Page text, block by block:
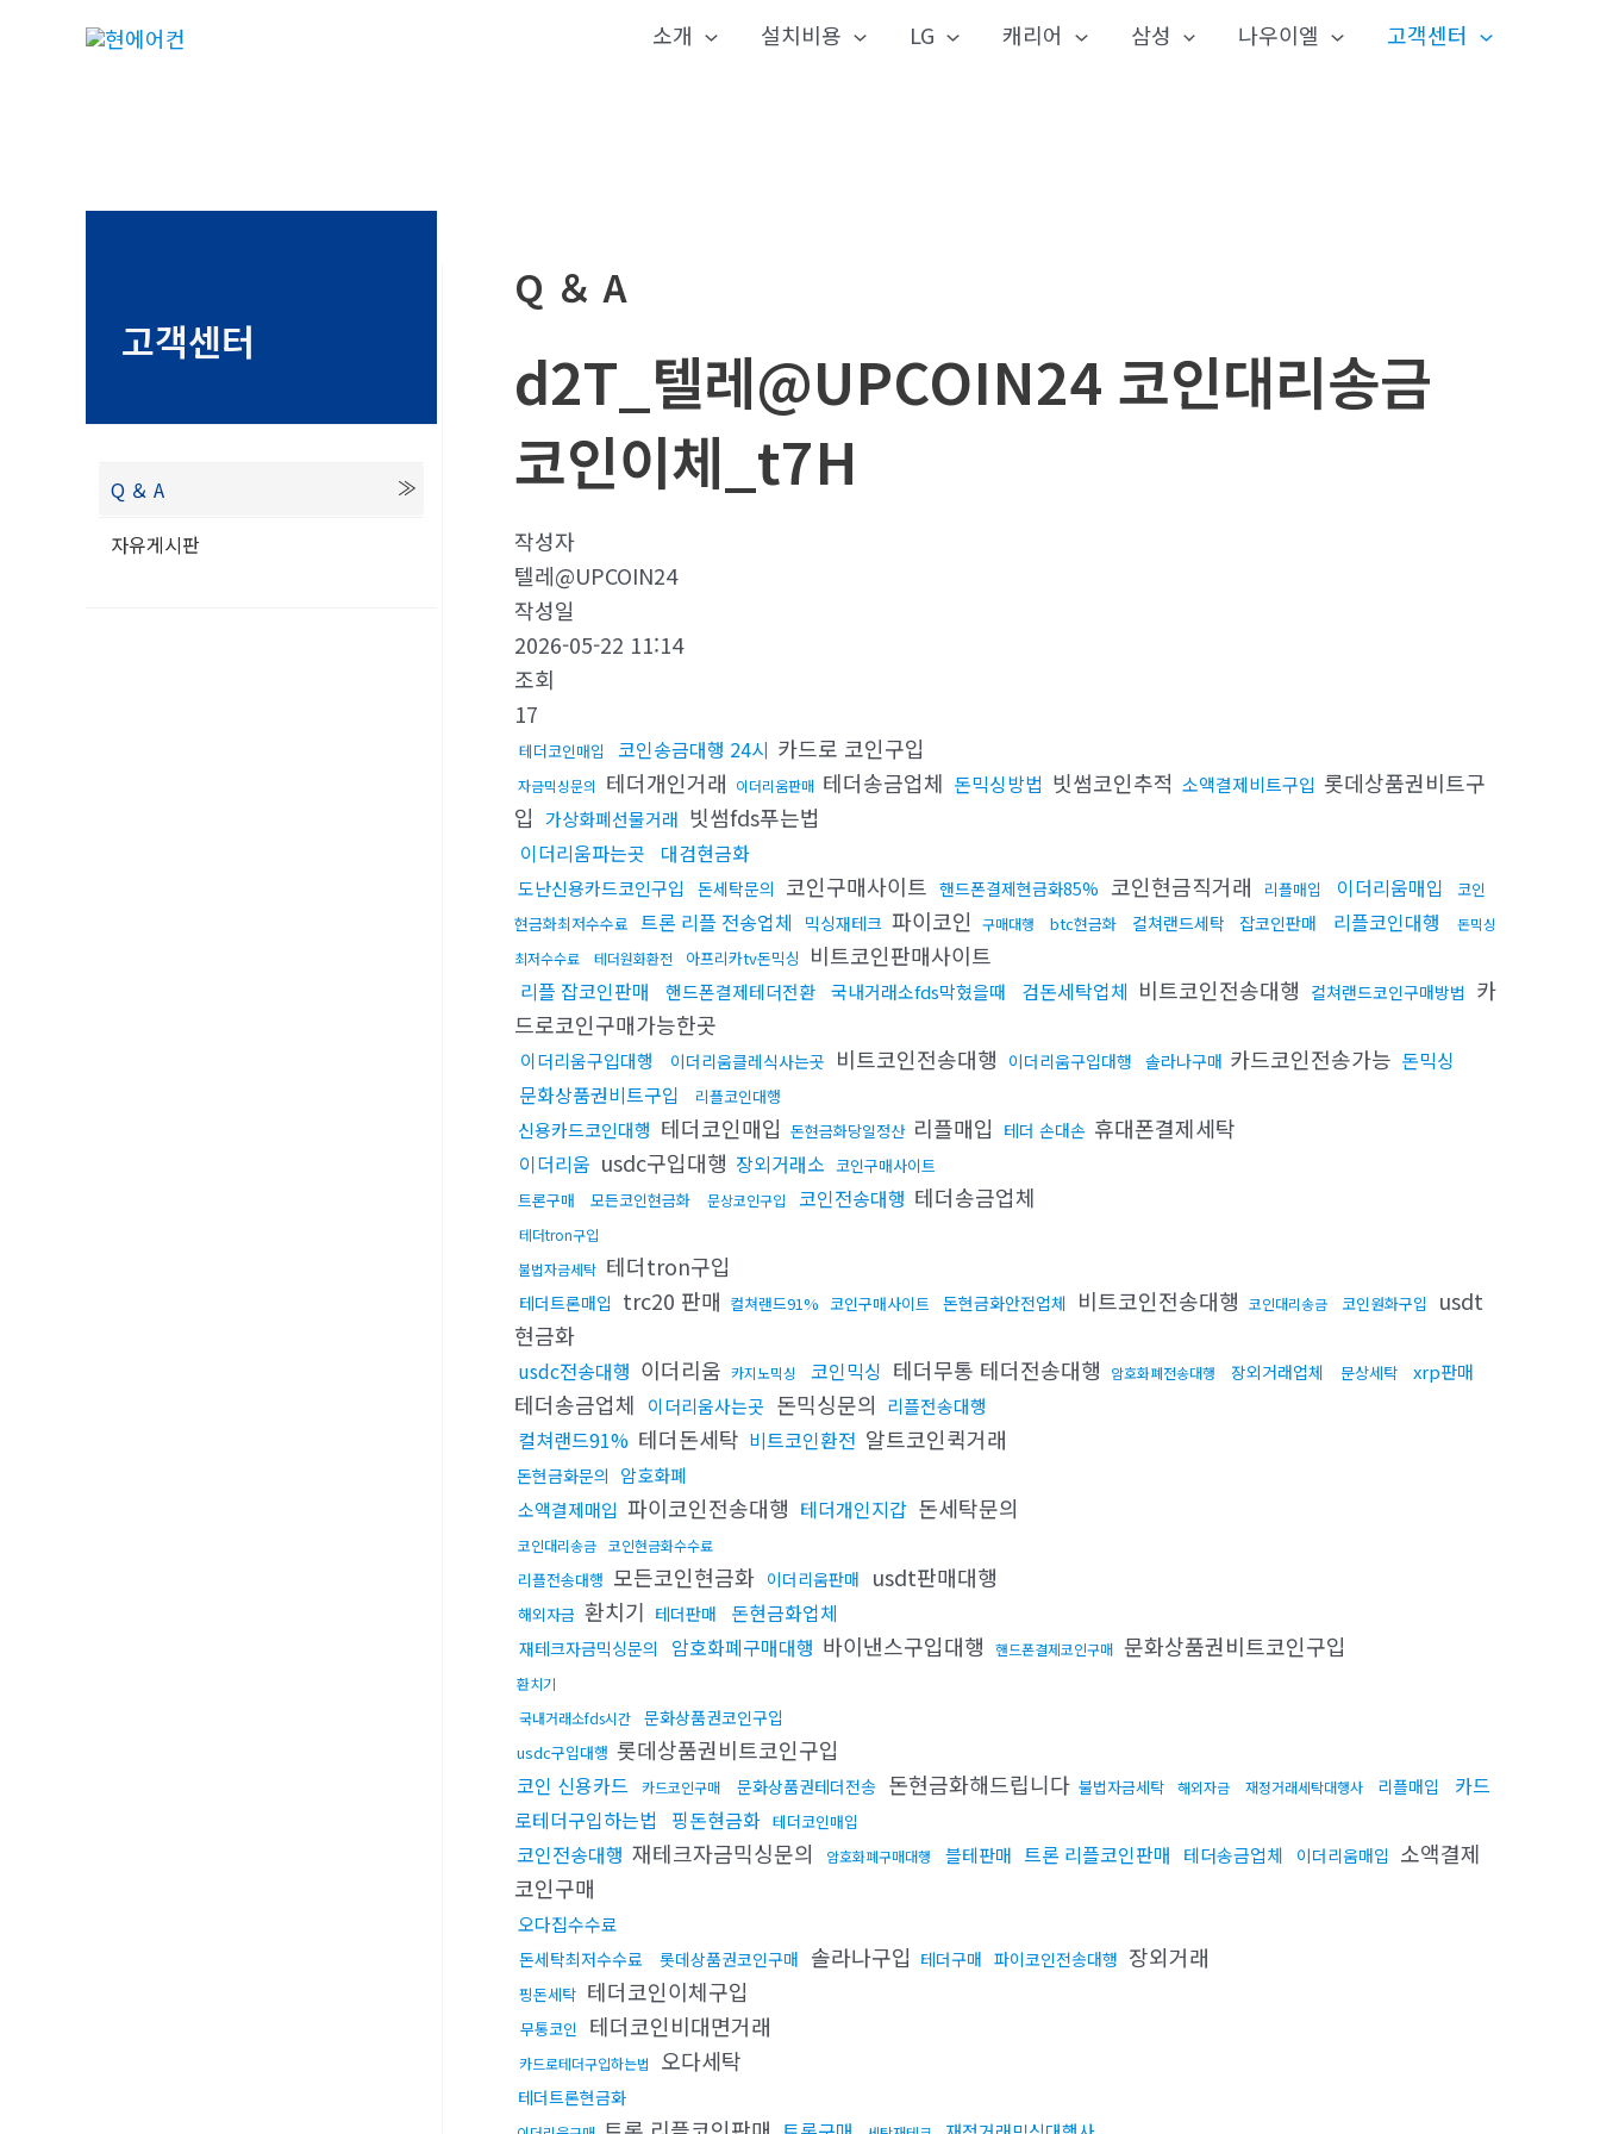
소개 설치비용 LG 캐리어 삼성 나우이엘 고객센터
고객센터
Q ＆ A
자유게시판
Q ＆ A
d2T_텔레@UPCOIN24 코인대리송금
코인이체_t7H
작성자
텔레@UPCOIN24
작성일
2026-05-22 11:14
조회
17
테더코인매입 코인송금대행 24시 카드로 코인구입
자금믹싱문의 테더개인거래 이더리움판매 테더송금업체 돈믹싱방법 빗썸코인추적 소액결제비트구입 롯데상품권비트구
입 가상화폐선물거래 빗썸fds푸는법
이더리움파는곳 대검현금화
도난신용카드코인구입 돈세탁문의 코인구매사이트 핸드폰결제현금화85% 코인현금직거래 리플매입 이더리움매입
코인
현금화최저수수료 트론 리플 전송업체 믹싱재테크 파이코인 구매대행 btc현금화 컬쳐랜드세탁 잡코인판매 리플코인대행
돈믹싱
최저수수료
테더원화환전 아프리카tv돈믹싱 비트코인판매사이트
리플 잡코인판매 핸드폰결제테더전환 국내거래소fds막혔을때 검돈세탁업체 비트코인전송대행 컬쳐랜드코인구매방법 카
드로코인구매가능한곳
이더리움구입대행 이더리움클레식사는곳 비트코인전송대행 이더리움구입대행 솔라나구매 카드코인전송가능 돈믹싱
문화상품권비트구입
리플코인대행
신용카드코인대행 테더코인매입 돈현금화당일정산 리플매입 테더 손대손 휴대폰결제세탁
이더리움 usdc구입대행 장외거래소 코인구매사이트
트론구매
모든코인현금화 문상코인구입 코인전송대행 테더송금업체
테더tron구입
불법자금세탁 테더tron구입
테더트론매입 trc20 판매 컬쳐랜드91% 코인구매사이트 돈현금화안전업체 비트코인전송대행 코인대리송금 코인원화구입
usdt
현금화
usdc전송대행 이더리움 카지노믹싱 코인믹싱 테더무통 테더전송대행 암호화폐전송대행 장외거래업체 문상세탁 xrp판매
테더송금업체 이더리움사는곳 돈믹싱문의 리플전송대행
컬쳐랜드91% 테더돈세탁 비트코인환전 알트코인퀵거래
돈현금화문의 암호화폐
소액결제매입 파이코인전송대행 테더개인지갑 돈세탁문의
코인대리송금 코인현금화수수료
리플전송대행 모든코인현금화 이더리움판매 usdt판매대행
해외자금 환치기 테더판매 돈현금화업체
재테크자금믹싱문의 암호화폐구매대행 바이낸스구입대행 핸드폰결제코인구매 문화상품권비트코인구입
환치기
국내거래소fds시간
문화상품권코인구입
usdc구입대행 롯데상품권비트코인구입
코인 신용카드 카드코인구매 문화상품권테더전송 돈현금화해드립니다 불법자금세탁 해외자금 재정거래세탁대행사 리플매입
카드
로테더구입하는법
핑돈현금화 테더코인매입
코인전송대행 재테크자금믹싱문의 암호화폐구매대행 블테판매 트론 리플코인판매 테더송금업체 이더리움매입 소액결제
코인구매
오다집수수료
돈세탁최저수수료 롯데상품권코인구매 솔라나구입 테더구매 파이코인전송대행 장외거래
핑돈세탁 테더코인이체구입
무통코인 테더코인비대면거래
카드로테더구입하는법 오다세탁
테더트론현금화